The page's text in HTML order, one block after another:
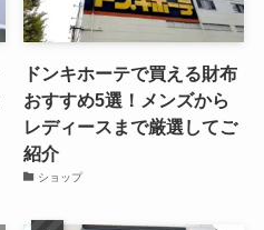
ドンキホーテで買える財布
おすすめ5選！メンズから
レディースまで厳選してご
紹介
ショップ